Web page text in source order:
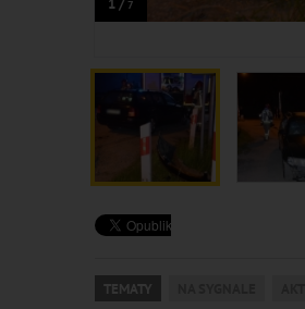
7
TEMATY